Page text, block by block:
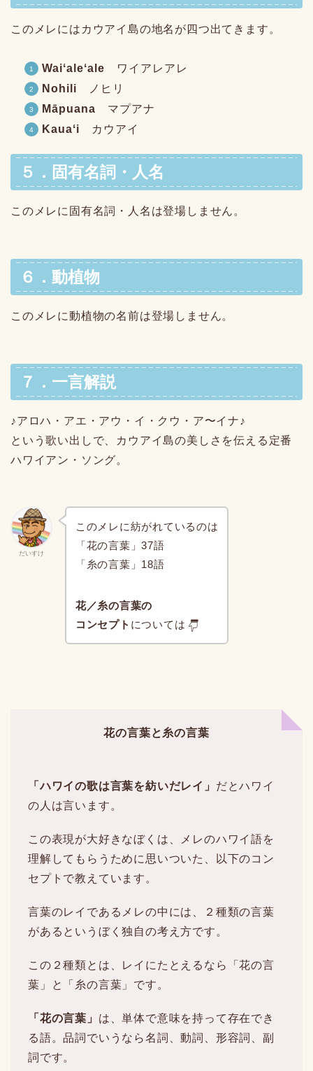
このメレにはカウアイ島の地名が四つ出てきます。
Waiʻaleʻale ワイアレアレ
Nohili ノヒリ
Māpuana マプアナ
Kauaʻi カウアイ
５．固有名詞・人名
このメレに固有名詞・人名は登場しません。
６．動植物
このメレに動植物の名前は登場しません。
７．一言解説
♪アロハ・アエ・アウ・イ・クウ・ア〜イナ♪
という歌い出しで、カウアイ島の美しさを伝える定番
ハワイアン・ソング。
だいすけ
このメレに紡がれているのは
「花の言葉」37語
「糸の言葉」18語
花／糸の言葉の
コンセプト については
花の言葉と糸の言葉
「ハワイの歌は言葉を紡いだレイ」 だとハワイ
の人は言います。
この表現が大好きなぼくは、メレのハワイ語を
理解してもらうために思いついた、以下のコン
セプトで教えています。
言葉のレイであるメレの中には、２種類の言葉
があるというぼく独自の考え方です。
この２種類とは、レイにたとえるなら「花の言
葉」と「糸の言葉」です。
「花の言葉」 は、単体で意味を持って存在でき
る語。品詞でいうなら名詞、動詞、形容詞、副
詞です。